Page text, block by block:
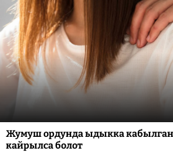
Жумуш ордунда ыдыкка
кайрылса болот